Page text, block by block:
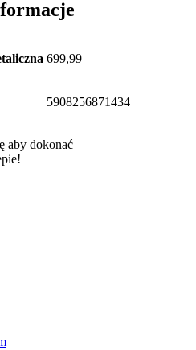
699,99
5908256871434
aby dokonać